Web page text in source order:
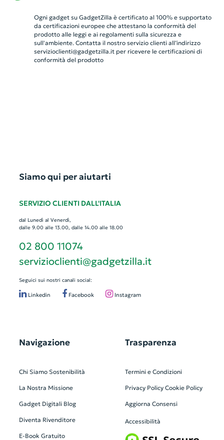
Ogni gadget su GadgetZilla è certificato al 100% e supportato
da certificazioni europee che attestano la conformità del
prodotto alle leggi e ai regolamenti sulla sicurezza e
sull'ambiente. Contatta il nostro servizio clienti all’indirizzo
servizioclienti@gadgetzilla.itper ricevere le certificazioni di
conformità del prodotto
Siamo qui per aiutarti
SERVIZIO CLIENTI DALL'ITALIA
dal Lunedì al Venerdì,
dalle 9.00 alle 13.00, dalle 14.00 alle 18.00
02 800 11074
servizioclienti@gadgetzilla.it
Seguici sui nostri canali social:
Linkedin Facebook Instagram
Navigazione
Chi Siamo Sostenibilità
La Nostra Missione
Gadget Digitali Blog
Diventa Rivenditore
E-Book Gratuito
Trasparenza
Termini e Condizioni
Privacy Policy Cookie Policy
Aggiorna Consensi
Accessibilità